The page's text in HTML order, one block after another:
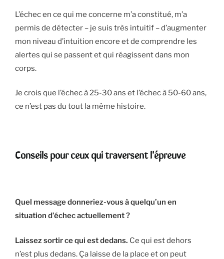
L’échec en ce qui me concerne m’a constitué, m’a
permis de détecter – je suis très intuitif – d’augmenter
mon niveau d’intuition encore et de comprendre les
alertes qui se passent et qui réagissent dans mon
corps.
Je crois que l’échec à 25-30 ans et l’échec à 50-60 ans,
ce n’est pas du tout la même histoire.
Conseils pour ceux qui traversent l'épreuve
Quel message donneriez-vous à quelqu’un en
situation d’échec actuellement ?
Laissez sortir ce qui est dedans. Ce qui est dehors
n’est plus dedans. Ça laisse de la place et on peut